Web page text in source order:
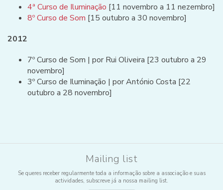
4ª Curso de Iluminação [11 novembro a 11 nezembro]
8º Curso de Som [15 outubro a 30 novembro]
2012
7º Curso de Som | por Rui Oliveira [23 outubro a 29
novembro]
3º Curso de Iluminação | por António Costa [22
outubro a 28 novembro]
Mailing list
Se queres receber regularmente toda a informação sobre a associação e suas
actividades, subscreve já a nossa mailing list.